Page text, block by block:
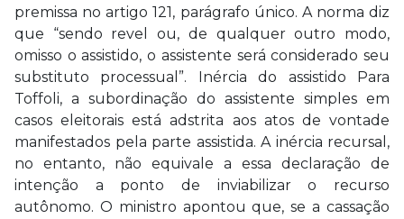
premissa no artigo 121, parágrafo único. A norma diz
que “sendo revel ou, de qualquer outro modo,
omisso o assistido, o assistente será considerado seu
substituto processual”. Inércia do assistido Para
Toffoli, a subordinação do assistente simples em
casos eleitorais está adstrita aos atos de vontade
manifestados pela parte assistida. A inércia recursal,
no entanto, não equivale a essa declaração de
intenção a ponto de inviabilizar o recurso
autônomo. O ministro apontou que, se a cassação